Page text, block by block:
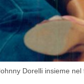
Dorelli insieme